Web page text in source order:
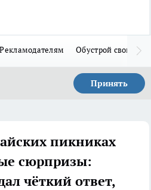
Рекламодателям Обустрой свой дом
Принять
пикниках
сюрпризы:
чёткий ответ,